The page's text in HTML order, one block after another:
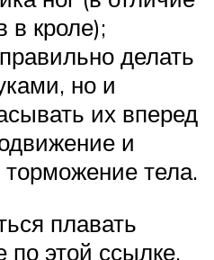
в кроле);
делать
но и
их вперед
и
тела.
плавать
по этой ссылке.